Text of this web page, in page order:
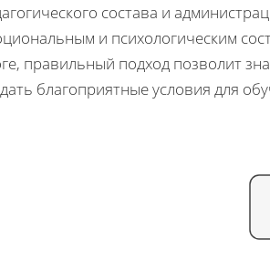
состава и
и психологическим
правильный подход позволит
благоприятные условия для